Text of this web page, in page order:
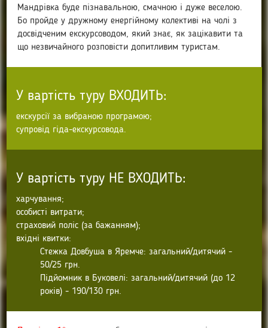
Мандрівка буде пізнавальною, смачною і дуже веселою.
Бо пройде у дружному енергійному колективі на чолі з
досвідченим екскурсоводом, який знає, як зацікавити та
що незвичайного розповісти допитливим туристам.
У вартість туру ВХОДИТЬ:
екскурсії за вибраною програмою;
супровід гіда-екскурсовода.
У вартість туру НЕ ВХОДИТЬ:
харчування;
особисті витрати;
страховий поліс (за бажанням);
вхідні квитки:
Стежка Довбуша в Яремче: загальний/дитячий -
50/25 грн.
Підйомник в Буковелі: загальний/дитячий (до 12
років) - 190/130 грн.